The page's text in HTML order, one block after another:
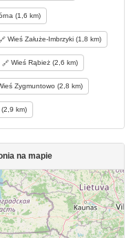
(1,6 km)
Wieś Załuże-Imbrzyki (1,8 km)
Wieś Rąbież (2,6 km)
Zygmuntowo (2,8 km)
km)
na mapie